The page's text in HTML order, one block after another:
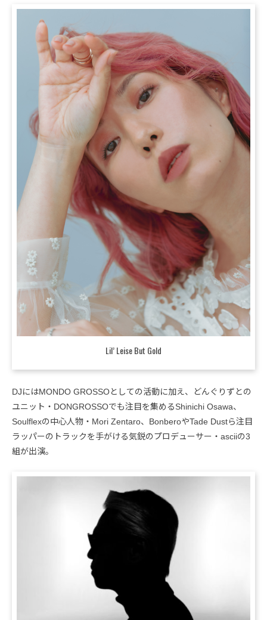
Lil’ Leise But Gold
DJにはMONDO GROSSOとしての活動に加え、どんぐりずとの
ユニット・DONGROSSOでも注目を集めるShinichi Osawa、
Soulflexの中心人物・Mori Zentaro、BonberoやTade Dustら注目
ラッパーのトラックを手がける気鋭のプロデューサー・asciiの3
組が出演。